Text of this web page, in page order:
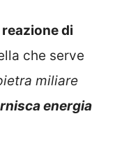
di
che serve
miliare
energia